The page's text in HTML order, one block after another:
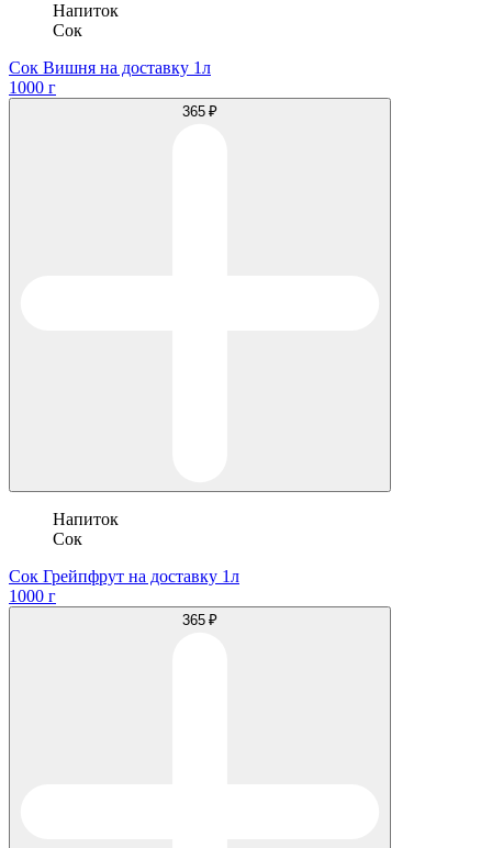
Напиток
Сок
Сок Вишня на доставку 1л
1000 г
365 ₽
Напиток
Сок
Сок Грейпфрут на доставку 1л
1000 г
365 ₽